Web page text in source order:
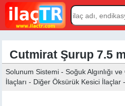
Cutmirat Şurup 7.5
Solunum Sistemi - Soğuk Algınlığı
İlaçları - Diğer Öksürük Kesici